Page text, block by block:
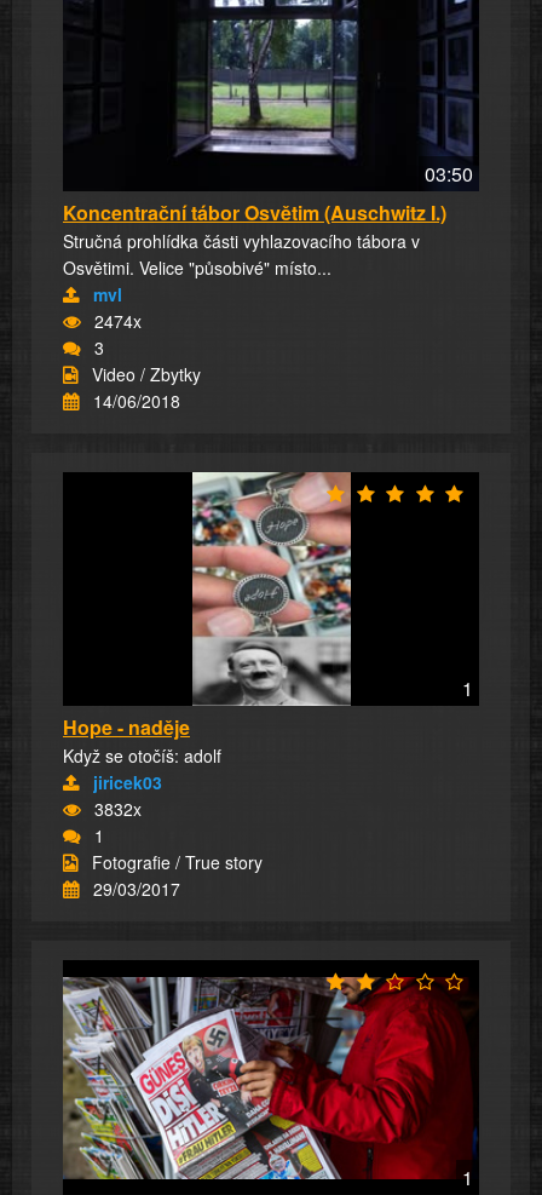
03:50
Koncentrační tábor Osvětim (Auschwitz I.)
Stručná prohlídka části vyhlazovacího tábora v
Osvětimi. Velice "působivé" místo...
mvl
2474x
3
Video / Zbytky
14/06/2018
1
Hope - naděje
Když se otočíš: adolf
jiricek03
3832x
1
Fotografie / True story
29/03/2017
1